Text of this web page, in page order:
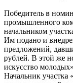
Победитель в
промышленного
начальником
Им подано и
предложений,
рублей. В этой же
искусство
Начальник участка